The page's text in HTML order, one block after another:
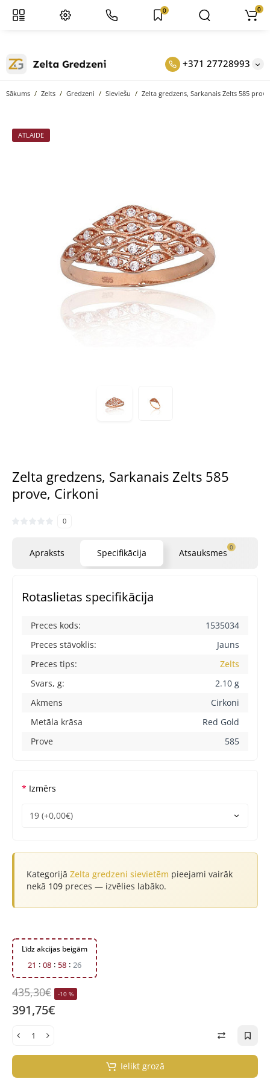
+371 27728993
0 0
Sākums Zelts Gredzeni Sieviešu Zelta gredzens, Sarkanais Zelts 585
ATLAIDE
Zelta gredzens, Sarkanais Zelts 585
prove, Cirkoni
0
Apraksts Specifikācija Atsauksmes 0
Rotaslietas specifikācija
Preces kods:
1535034
Preces stāvoklis:
Jauns
Preces tips:
Zelts
Svars, g:
2.10 g
Akmens
Cirkoni
Metāla krāsa
Red Gold
Prove
585
Izmērs
Kategorijā Zelta gredzeni sievietēm pieejami vairāk
nekā 109 preces — izvēlies labāko.
Līdz akcijas beigām
21 08 58 25
435,30€ -10 %
391,75€
Ielikt grozā